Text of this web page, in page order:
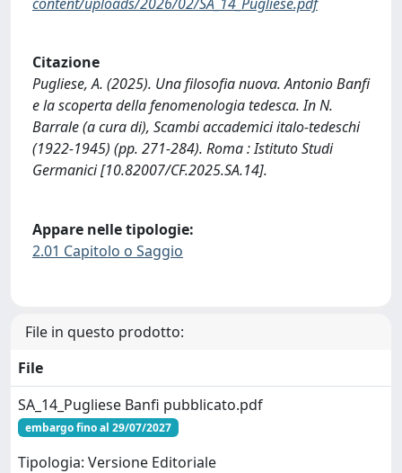
Citazione
Pugliese, A. (2025). Una filosofia nuova. Antonio Banfi
e la scoperta della fenomenologia tedesca. In N.
Barrale (a cura di), Scambi accademici italo-tedeschi
(1922-1945) (pp. 271-284). Roma : Istituto Studi
Germanici [10.82007/CF.2025.SA.14].
Appare nelle tipologie:
2.01 Capitolo o Saggio
File in questo prodotto:
File
SA_14_Pugliese Banfi pubblicato.pdf
embargo fino al 29/07/2027
Tipologia: Versione Editoriale